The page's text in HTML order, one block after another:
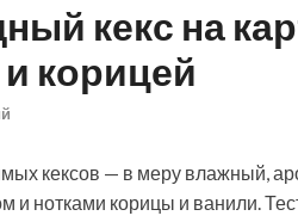
кекс на
корицей
кексов — в меру влажный,
и нотками корицы и ванили.